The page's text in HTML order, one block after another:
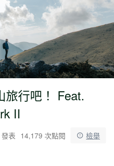
旅行吧！ Feat.
II
表 14,179 次點閱 檢舉